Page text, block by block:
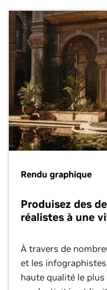
Rendu graphique
Produisez des
réalistes à une
À travers de
et les
haute qualité le